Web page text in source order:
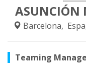
ASUNCIÓN
Barcelona,
Teaming